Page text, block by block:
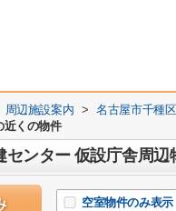
周辺施設案内 > 名古屋市千種区
近くの物件
センター 仮設庁舎周辺
空室物件のみ表示